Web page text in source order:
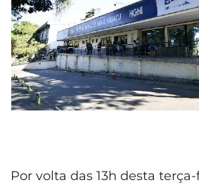
Por volta das 13h desta terça-